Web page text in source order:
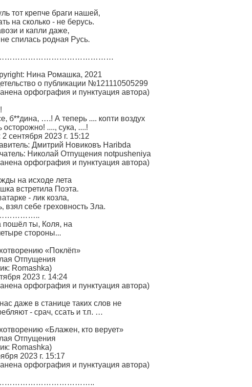
тот крепче браги нашей,
на сколько - не берусь.
и капли даже,
спилась родная Русь.
Нина Ромашка, 2021
о публикации №121110505299
орфография и пунктуация автора)
б**дина, ….! А теперь .... копти воздух
осторожно! ...., сука, ....!
2 сентября 2023 г. 15:12
Дмитрий Новиковъ Haribda
Николай Отпущения notpusheniya
орфография и пунктуация автора)
на исходе лета
встретила Поэта.
- лик козла,
взял себе греховность Зла.
пошёл ты, Коля, на
стороны...
«Поклёп»
Отпущения
Romashka)
2023 г. 14:24
орфография и пунктуация автора)
даже в станице таких слов не
- срач, ссать и т.п. …
«Блажен, кто верует»
Отпущения
Romashka)
2023 г. 15:17
орфография и пунктуация автора)